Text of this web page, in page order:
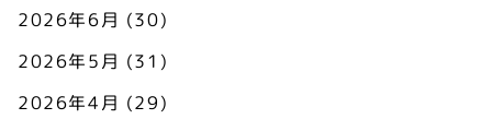
2026年6月 (30)
2026年5月 (31)
2026年4月 (29)